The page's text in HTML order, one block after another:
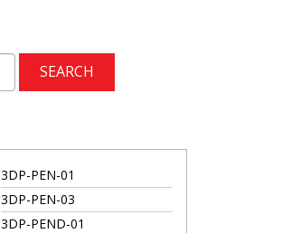
3DP-PEN-01
3DP-PEN-03
3DP-PEND-01